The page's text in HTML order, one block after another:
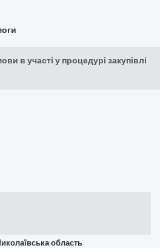
в участі у процедурі закупівлі
область